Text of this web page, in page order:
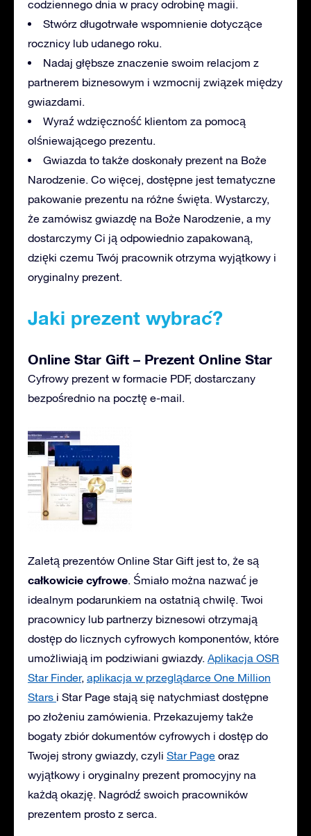
codziennego dnia w pracy odrobinę magii.
Stwórz długotrwałe wspomnienie dotyczące
rocznicy lub udanego roku.
Nadaj głębsze znaczenie swoim relacjom z
partnerem biznesowym i wzmocnij związek między
gwiazdami.
Wyraź wdzięczność klientom za pomocą
olśniewającego prezentu.
Gwiazda to także doskonały prezent na Boże
Narodzenie. Co więcej, dostępne jest tematyczne
pakowanie prezentu na różne święta. Wystarczy,
że zamówisz gwiazdę na Boże Narodzenie, a my
dostarczymy Ci ją odpowiednio zapakowaną,
dzięki czemu Twój pracownik otrzyma wyjątkowy i
oryginalny prezent.
Jaki prezent wybrać?
Online Star Gift – Prezent Online Star
Cyfrowy prezent w formacie PDF, dostarczany
bezpośrednio na pocztę e-mail.
Zaletą prezentów Online Star Gift jest to, że są
całkowicie cyfrowe. Śmiało można nazwać je
idealnym podarunkiem na ostatnią chwilę. Twoi
pracownicy lub partnerzy biznesowi otrzymają
dostęp do licznych cyfrowych komponentów, które
umożliwiają im podziwiani gwiazdy. Aplikacja OSR
Star Finder, aplikacja w przeglądarce One Million
Stars i Star Page stają się natychmiast dostępne
po złożeniu zamówienia. Przekazujemy także
bogaty zbiór dokumentów cyfrowych i dostęp do
Twojej strony gwiazdy, czyli Star Page oraz
wyjątkowy i oryginalny prezent promocyjny na
każdą okazję. Nagródź swoich pracowników
prezentem prosto z serca.